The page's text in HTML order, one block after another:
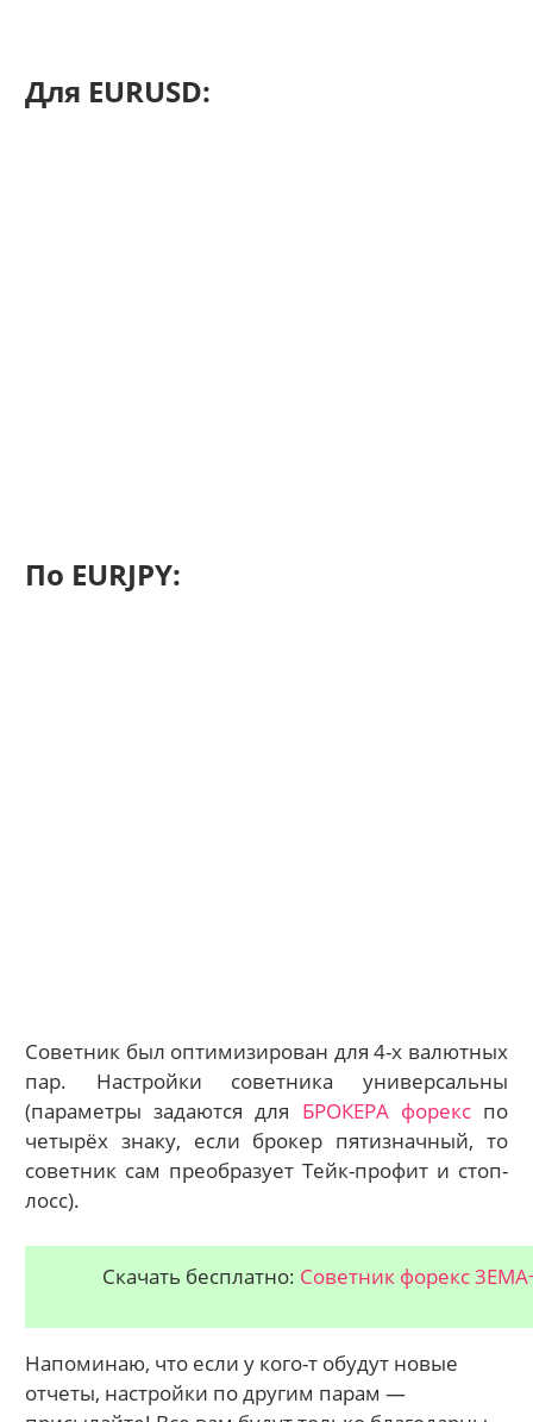
Для EURUSD:
По EURJPY:
Советник был оптимизирован для 4-х валютных
пар. Настройки советника универсальны
(параметры задаются для БРОКЕРА форекспо
четырёх знаку, если брокер пятизначный, то
советник сам преобразует Тейк-профит и стоп-
лосс).
Скачать бесплатно: Советник форекс
Напоминаю, что если у кого-т обудут новые
отчеты, настройки по другим парам —